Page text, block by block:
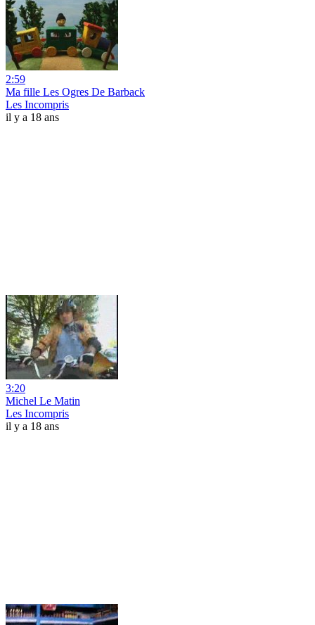
2:59
Ma fille Les Ogres De Barback
Les Incompris
il y a 18 ans
3:20
Michel Le Matin
Les Incompris
il y a 18 ans